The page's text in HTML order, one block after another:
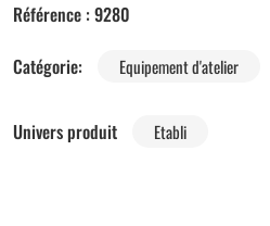
Référence : 9280
Catégorie:
Equipement d'atelier
Univers produit Etabli